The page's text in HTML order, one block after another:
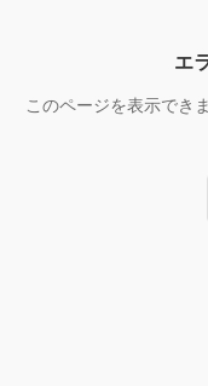
エ
このページを表示でき